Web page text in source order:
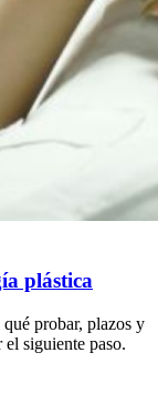
plástica
probar, plazos y
siguiente paso.